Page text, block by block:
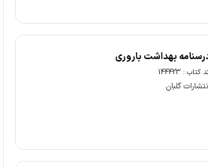
بهداشت باروری
کتاب : 144423
گلبان